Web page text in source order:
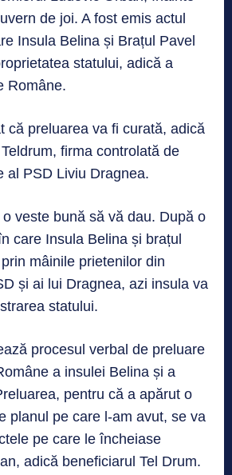
de joi. A fost emis actul
Insula Belina și Brațul Pavel
statului, adică a
Române.
că preluarea va fi curată, adică
firma controlată de
al PSD Liviu Dragnea.
o veste bună să vă dau. După o
care Insula Belina și brațul
mâinile prietenilor din
și ai lui Dragnea, azi insula va
statului.
procesul verbal de preluare
a insulei Belina și a
pentru că a apărut o
planul pe care l-am avut, se va
pe care le încheiase
adică beneficiarul Tel Drum.